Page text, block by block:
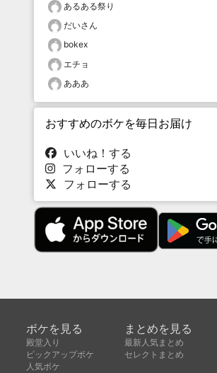
あるある祭り
だいさん
bokex
エチョ
あああ
おすすめのボケを毎日お届け
いいね！する
フォローする
フォローする
ボケを見る
殿堂入り
ピックアップボケ
人気ボケ
まとめを見る
最新人気まとめ
セレクトまとめ